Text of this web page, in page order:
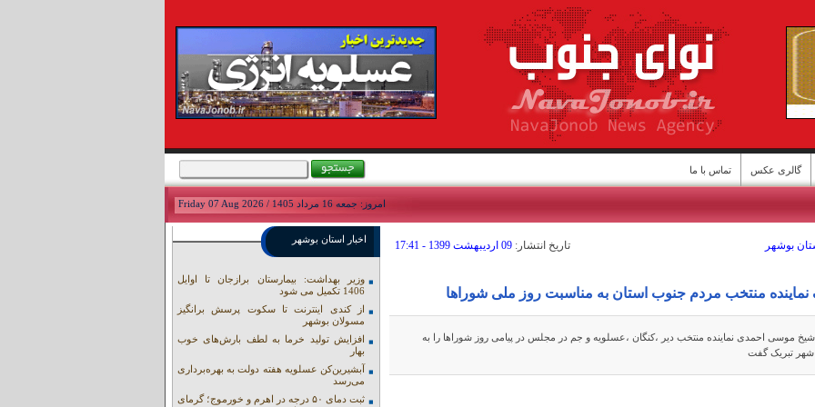
گالری عکس تماس با ما
امروز: جمعه 16 مرداد 1405 / Friday 07 Aug 2026
بوشهر تاريخ انتشار: 09 ارديبهشت 1399 - 17:41
نماینده منتخب مردم جنوب استان به مناسبت روز ملی شوراها
موسی احمدی نماینده منتخب دیر ،کنگان ،عسلویه و جم در مجلس در پیامی روز شوراها را به
شهر تبریک گفت
اخبار استان بوشهر
وزیر بهداشت: بیمارستان برازجان تا اوایل
1406 تکمیل می شود
از کندی اینترنت تا سکوت پرسش برانگیز
مسولان بوشهر
افزایش تولید خرما به لطف بارش‌های خوب
بهار
آبشیرین‌کن عسلویه هفته دولت به بهره‌برداری
می‌رسد
ثبت دمای ۵۰ درجه در اهرم و خورموج؛ گرمای